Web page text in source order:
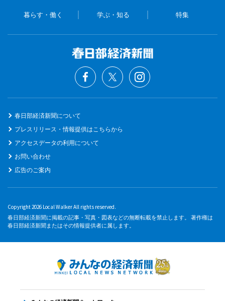
暮らす・働く 学ぶ・知る 特集
春日部経済新聞について
プレスリリース・情報提供はこちらから
アクセスデータの利用について
お問い合わせ
広告のご案内
Copyright 2026 Local Walker All rights reserved.
春日部経済新聞に掲載の記事・写真・図表などの無断転載を禁止します。 著作権は
春日部経済新聞またはその情報提供者に属します。